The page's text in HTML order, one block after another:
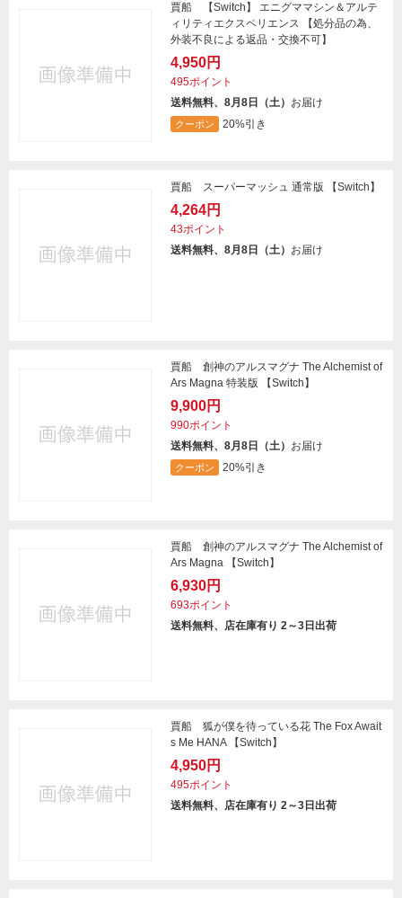
賈船 【Switch】 エニグママシン＆アルテ
ィリティエクスペリエンス 【処分品の為、
外装不良による返品・交換不可】
4,950円
495ポイント
送料無料、8月8日（土） お届け
クーポン 20%引き
賈船 スーパーマッシュ 通常版 【Switch】
4,264円
43ポイント
送料無料、8月8日（土） お届け
賈船 創神のアルスマグナ The Alchemist of
Ars Magna 特装版 【Switch】
9,900円
990ポイント
送料無料、8月8日（土） お届け
クーポン 20%引き
賈船 創神のアルスマグナ The Alchemist of
Ars Magna 【Switch】
6,930円
693ポイント
送料無料、店在庫有り 2～3日出荷
賈船 狐が僕を待っている花 The Fox Await
s Me HANA 【Switch】
4,950円
495ポイント
送料無料、店在庫有り 2～3日出荷